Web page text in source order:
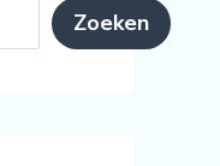
Zoeken